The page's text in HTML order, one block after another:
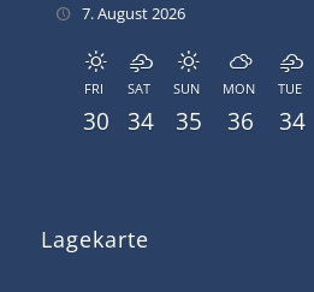
7. August 2026
FRI
30
SAT
34
SUN
35
MON
36
TUE
34
Lagekarte